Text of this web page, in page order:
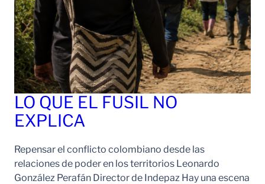
LO QUE EL FUSIL NO
EXPLICA
Repensar el conflicto colombiano desde las
relaciones de poder en los territorios Leonardo
González Perafán Director de Indepaz Hay una escena